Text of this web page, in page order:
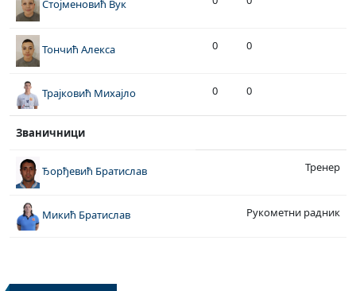
Стојменовић Вук
Тончић Алекса 0 0
Трајковић Михајло 0 0
Званичници
Ђорђевић Братислав Тренер
Микић Братислав Рукометни радник